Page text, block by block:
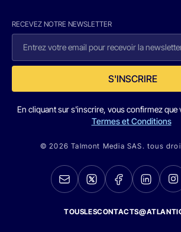
RECEVEZ NOTRE NEWSLETTER
S'INSCRIRE
En cliquant sur s'inscrire, vous confirmez que
Termes et Conditions
© 2026 Talmont Media SAS. tous